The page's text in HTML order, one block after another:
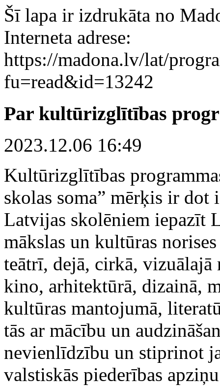
Šī lapa ir izdrukāta no
Interneta adrese:
https://madona.lv/lat/
fu=read&id=13242
Par kultūrizglītības
2023.12.06 16:49
Kultūrizglītības
skolas soma” mērķis ir dot
Latvijas skolēniem iepazīt
mākslas un kultūras
teātrī, dejā, cirkā, vizuālajā
kino, arhitektūrā, dizainā,
kultūras mantojumā,
tās ar mācību un
nevienlīdzību un stiprinot
valstiskās piederības